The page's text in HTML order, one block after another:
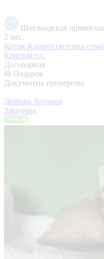
Шотландская
2 мес.
Котик Kompot скоттиш
Красная пл.
Договорная
Подарок
Документы проверены
Любовь Зрулина
Заводчик